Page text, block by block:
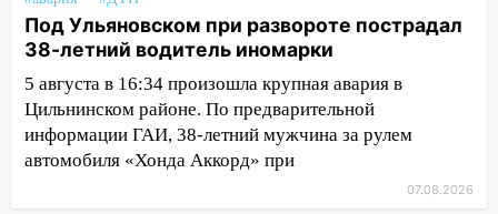
14:04 Жару смоет ливнями: прогноз
погоды в Ульяновской области на
13:30 В Ульяновске транспортные
полицейские проведут акцию «Час
пассажира»
Под Ульяновском при развороте пострадал
38-летний водитель иномарки
5 августа в 16:34 произошла крупная авария в
Цильнинском районе. По предварительной
информации ГАИ, 38-летний мужчина за рулем
автомобиля «Хонда Аккорд» при
07.08.2026